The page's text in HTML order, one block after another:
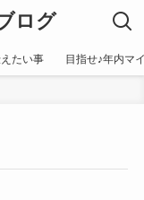
ログ
たい事 目指せ♪年内マ